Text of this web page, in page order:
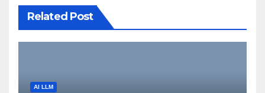
Related Post
AI LLM